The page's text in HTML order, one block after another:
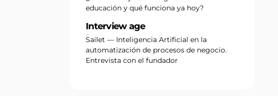
educación y qué funciona ya hoy?
Interview age
Sailet — Inteligencia Artificial en la
automatización de procesos de negocio.
Entrevista con el fundador